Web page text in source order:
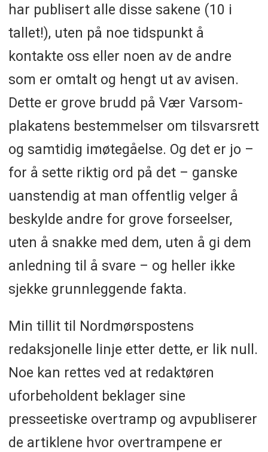
har publisert alle disse sakene (10 i
tallet!), uten på noe tidspunkt å
kontakte oss eller noen av de andre
som er omtalt og hengt ut av avisen.
Dette er grove brudd på Vær Varsom-
plakatens bestemmelser om tilsvarsrett
og samtidig imøtegåelse. Og det er jo –
for å sette riktig ord på det – ganske
uanstendig at man offentlig velger å
beskylde andre for grove forseelser,
uten å snakke med dem, uten å gi dem
anledning til å svare – og heller ikke
sjekke grunnleggende fakta.
Min tillit til Nordmørspostens
redaksjonelle linje etter dette, er lik null.
Noe kan rettes ved at redaktøren
uforbeholdent beklager sine
presseetiske overtramp og avpubliserer
de artiklene hvor overtrampene er